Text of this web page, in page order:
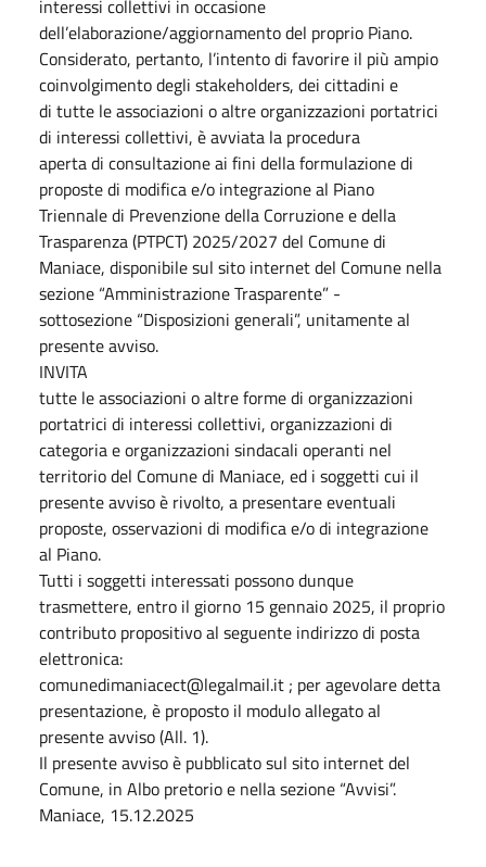
interessi collettivi in occasione
dell’elaborazione/aggiornamento del proprio Piano.
Considerato, pertanto, l’intento di favorire il più ampio
coinvolgimento degli stakeholders, dei cittadini e
di tutte le associazioni o altre organizzazioni portatrici
di interessi collettivi, è avviata la procedura
aperta di consultazione ai fini della formulazione di
proposte di modifica e/o integrazione al Piano
Triennale di Prevenzione della Corruzione e della
Trasparenza (PTPCT) 2025/2027 del Comune di
Maniace, disponibile sul sito internet del Comune nella
sezione “Amministrazione Trasparente” -
sottosezione “Disposizioni generali”, unitamente al
presente avviso.
INVITA
tutte le associazioni o altre forme di organizzazioni
portatrici di interessi collettivi, organizzazioni di
categoria e organizzazioni sindacali operanti nel
territorio del Comune di Maniace, ed i soggetti cui il
presente avviso è rivolto, a presentare eventuali
proposte, osservazioni di modifica e/o di integrazione
al Piano.
Tutti i soggetti interessati possono dunque
trasmettere, entro il giorno 15 gennaio 2025, il proprio
contributo propositivo al seguente indirizzo di posta
elettronica:
comunedimaniacect@legalmail.it ; per agevolare detta
presentazione, è proposto il modulo allegato al
presente avviso (All. 1).
Il presente avviso è pubblicato sul sito internet del
Comune, in Albo pretorio e nella sezione “Avvisi”.
Maniace, 15.12.2025